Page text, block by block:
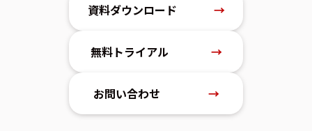
資料ダウンロード →
無料トライアル →
お問い合わせ →